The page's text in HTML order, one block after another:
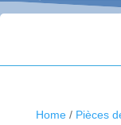
Home/ Pièces